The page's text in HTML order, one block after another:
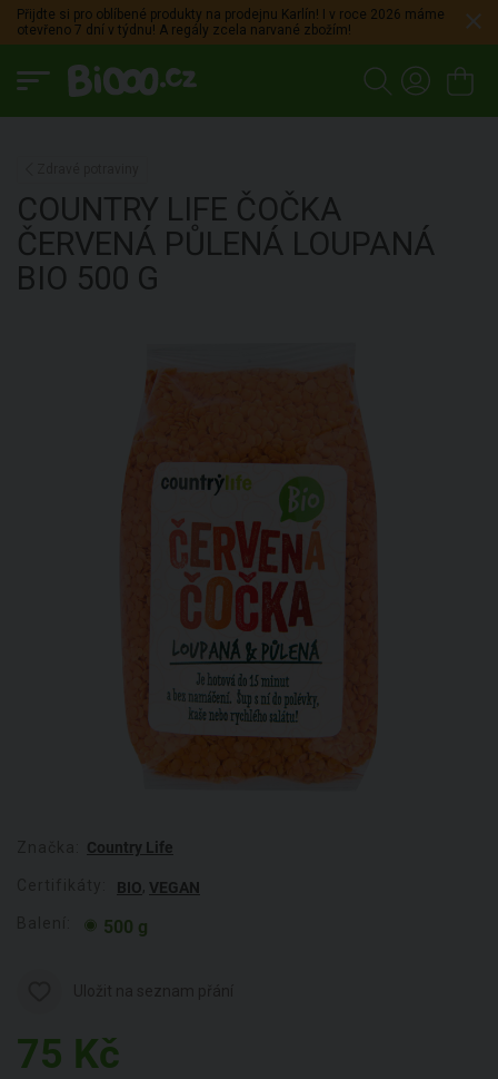
Přijdte si pro oblíbené produkty na prodejnu Karlín! I v roce 2026 máme
otevřeno 7 dní v týdnu! A regály zcela narvané zbožím!
COUNTRY LIFE ČOČKA
ČERVENÁ PŮLENÁ LOUPANÁ
BIO 500 G
Country Life
BIO, VEGAN
500 g
75 Kč